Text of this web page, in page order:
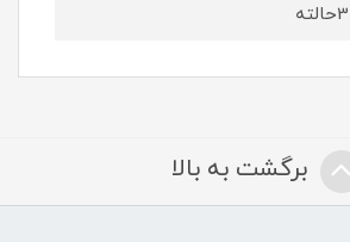
3حالته
برگشت به بالا